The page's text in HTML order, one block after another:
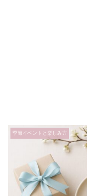
季節イベントと楽しみ方